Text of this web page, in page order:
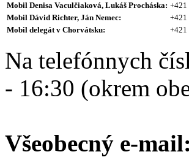
Mobil Denisa Vaculčiaková, Lukáš Procháska: +421
Mobil Dávid Richter, Ján Nemec:
+421
Mobil delegát v Chorvátsku:
+421
Na telefónnych
- 16:30 (okrem
Všeobecný e-mail: